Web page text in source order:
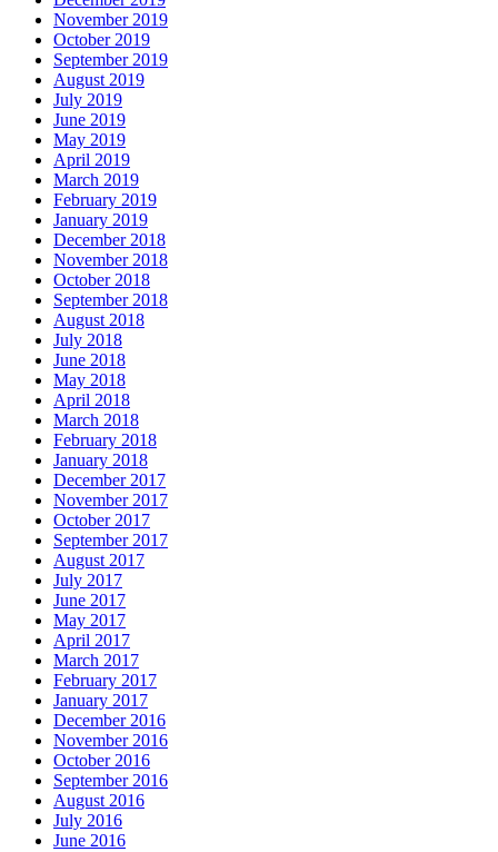
November 2019
October 2019
September 2019
August 2019
July 2019
June 2019
May 2019
April 2019
March 2019
February 2019
January 2019
December 2018
November 2018
October 2018
September 2018
August 2018
July 2018
June 2018
May 2018
April 2018
March 2018
February 2018
January 2018
December 2017
November 2017
October 2017
September 2017
August 2017
July 2017
June 2017
May 2017
April 2017
March 2017
February 2017
January 2017
December 2016
November 2016
October 2016
September 2016
August 2016
July 2016
June 2016